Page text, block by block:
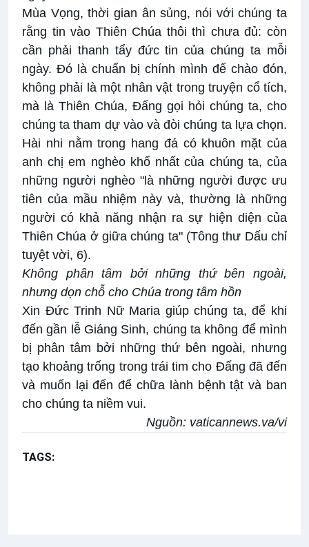
Mùa Vọng, thời gian ân sủng, nói với chúng ta
rằng tin vào Thiên Chúa thôi thì chưa đủ: còn
cần phải thanh tẩy đức tin của chúng ta mỗi
ngày. Đó là chuẩn bị chính mình để chào đón,
không phải là một nhân vật trong truyện cổ tích,
mà là Thiên Chúa, Đấng gọi hỏi chúng ta, cho
chúng ta tham dự vào và đòi chúng ta lựa chọn.
Hài nhi nằm trong hang đá có khuôn mặt của
anh chị em nghèo khổ nhất của chúng ta, của
những người nghèo "là những người được ưu
tiên của mầu nhiệm này và, thường là những
người có khả năng nhận ra sự hiện diện của
Thiên Chúa ở giữa chúng ta" (Tông thư Dấu chỉ
tuyệt vời, 6).
Không phân tâm bởi những thứ bên ngoài,
nhưng dọn chỗ cho Chúa trong tâm hồn
Xin Đức Trinh Nữ Maria giúp chúng ta, để khi
đến gần lễ Giáng Sinh, chúng ta không để mình
bị phân tâm bởi những thứ bên ngoài, nhưng
tạo khoảng trống trong trái tim cho Đấng đã đến
và muốn lại đến để chữa lành bệnh tật và ban
cho chúng ta niềm vui.
Nguồn: vaticannews.va/vi
TAGS: